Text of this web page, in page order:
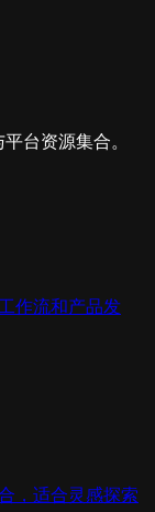
台资源集合。
作流和产品发
，适合灵感探索